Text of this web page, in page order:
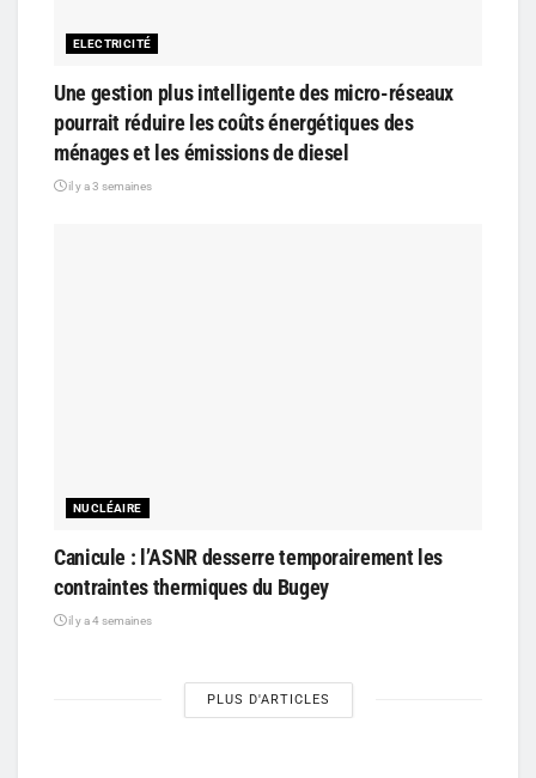
ELECTRICITÉ
Une gestion plus intelligente des micro-réseaux
pourrait réduire les coûts énergétiques des
ménages et les émissions de diesel
il y a 3 semaines
NUCLÉAIRE
Canicule : l’ASNR desserre temporairement les
contraintes thermiques du Bugey
il y a 4 semaines
PLUS D'ARTICLES